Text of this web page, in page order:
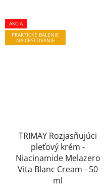
AKCIA
PRAKTICKÉ BALENIE
NA CESTOVANIE
TRIMAY Rozjasňujúci
pleťový krém -
Niacinamide Melazero
Vita Blanc Cream - 50
ml